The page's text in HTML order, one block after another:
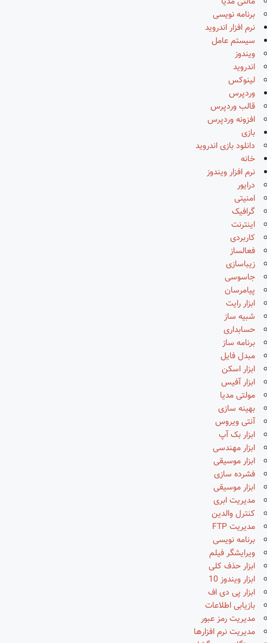
برنامه نویسی
نرم افزار اندروید
سیستم عامل
ویندوز
اندروید
لینوکس
وردپرس
قالب وردپرس
افزونه وردپرس
بازی
دانلود بازی اندروید
خانه
نرم افزار ویندوز
درایور
امنیتی
گرافیک
اینترنت
کاربردی
فعالساز
زیباسازی
جاسوسی
پیامرسان
ابزار رایت
شبیه ساز
حسابداری
برنامه ساز
مبدل فایل
ابزار اسکن
ابزار آفیس
مولتی مدیا
بهینه سازی
آنتی ویروس
ابزار بک آپ
ابزار مهندسی
ابزار موسیقی
فشرده سازی
ابزار موسیقی
مدیریت ابری
کنترل والدین
مدیریت FTP
برنامه نویسی
ویرایشگر فیلم
ابزار حذف کلی
ابزار ویندوز 10
ابزار پی دی اف
بازیابی اطلاعات
مدیریت رمز عبور
مدیریت نرم افزارها